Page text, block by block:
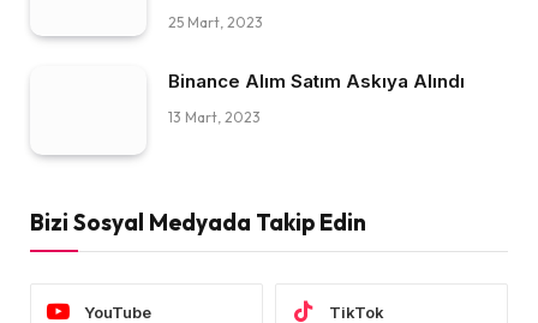
25 Mart, 2023
Binance Alım Satım Askıya Alındı
13 Mart, 2023
Bizi Sosyal Medyada Takip Edin
YouTube TikTok